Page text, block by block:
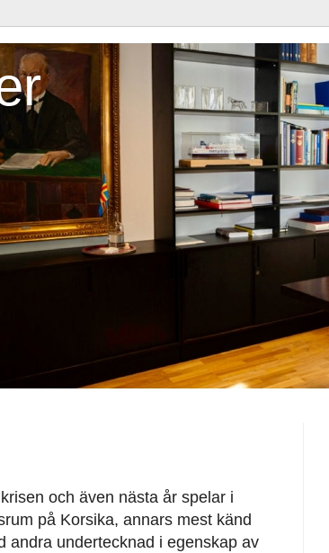
och även nästa år spelar i
på Korsika, annars mest känd
andra undertecknad i egenskap av